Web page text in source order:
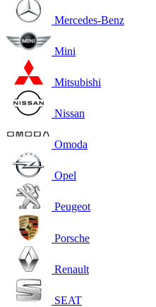
Mercedes-Benz
Mini
Mitsubishi
Nissan
Omoda
Opel
Peugeot
Porsche
Renault
SEAT